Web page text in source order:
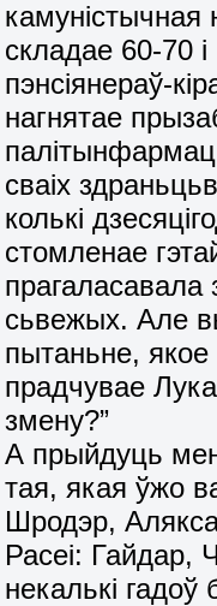
камуністычная
складае 60-70
пэнсіянераў-
нагнятае
сваіх
колькі
стомленае
сьвежых. Але
пытаньне, якое
прадчувае
змену?”
А прыйдуць
тая, якая ўжо
Шродэр,
Расеі: Гайдар,
некалькі